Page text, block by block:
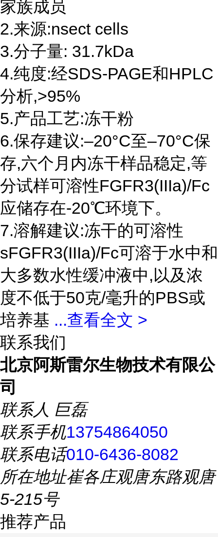
家族成员
2.来源:nsect cells
3.分子量: 31.7kDa
4.纯度:经SDS-PAGE和HPLC
分析,>95%
5.产品工艺:冻干粉
6.保存建议:–20°C至–70°C保
存,六个月内冻干样品稳定,等
分试样可溶性FGFR3(IIIa)/Fc
应储存在-20℃环境下。
7.溶解建议:冻干的可溶性
sFGFR3(IIIa)/Fc可溶于水中和
大多数水性缓冲液中,以及浓
度不低于50克/毫升的PBS或
培养基 ...查看全文 >
联系我们
北京阿斯雷尔生物技术有限公
司
联系人 巨磊
联系手机13754864050
联系电话010-6436-8082
所在地址崔各庄观唐东路观唐
5-215号
推荐产品